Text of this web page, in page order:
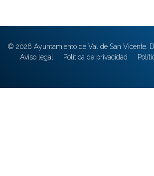
© 2026 Ayuntamiento de Val de San Vicente.
Aviso legal
Política de privacidad